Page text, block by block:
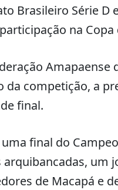
Brasileiro Série D
na Copa
Amapaense
da competição, a
final.
final do
um
de Macapá e